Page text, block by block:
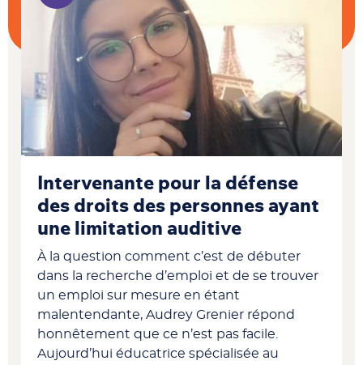
Intervenante pour la défense
des droits des personnes ayant
une limitation auditive
À la question comment c’est de débuter
dans la recherche d’emploi et de se trouver
un emploi sur mesure en étant
malentendante, Audrey Grenier répond
honnêtement que ce n’est pas facile.
Aujourd’hui éducatrice spécialisée au